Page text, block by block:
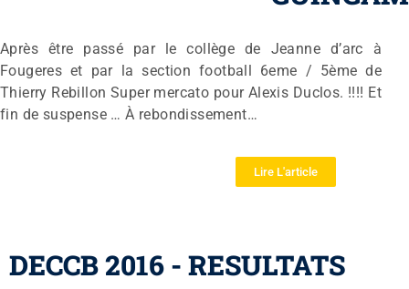
Après être passé par le collège de Jeanne d’arc à
Fougeres et par la section football 6eme / 5ème de
Thierry Rebillon Super mercato pour Alexis Duclos. !!!! Et
fin de suspense … À rebondissement…
Lire L'article
DECCB 2016 - RESULTATS